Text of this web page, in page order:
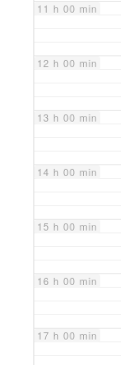
11 h 00 min
12 h 00 min
13 h 00 min
14 h 00 min
15 h 00 min
16 h 00 min
17 h 00 min